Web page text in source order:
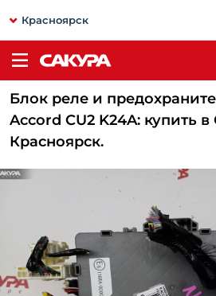
Красноярск
Блок реле и
Accord CU2 K24A: купить в
Красноярск.